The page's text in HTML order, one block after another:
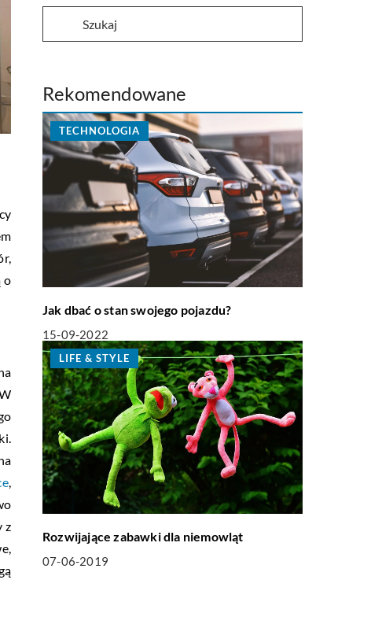
o
,
z
Rekomendowane
TECHNOLOGIA
Jak dbać o stan swojego pojazdu?
15-09-2022
LIFE & STYLE
Rozwijające zabawki dla niemowląt
07-06-2019